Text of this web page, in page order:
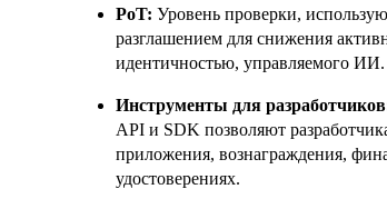
PoT: Уровень проверки,
разглашением для снижения
идентичностью, управляемого ИИ.
Инструменты для
API и SDK позволяют
приложения, вознаграждения,
удостоверениях.